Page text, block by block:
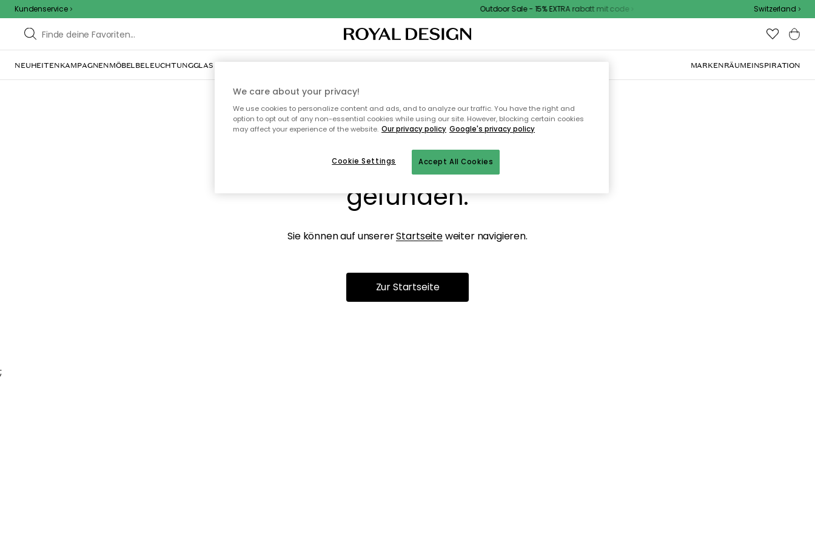
Kundenservice Outdoor Sale - 15% EXTRA rabatt mit code Switzerland
NEUHEITENKAMPAGNENMÖBELBELEUCHTUNGGLAS & GESCHIRRINNENEINRICHTUNGTEXTILIEN & TEPPICHEKÜCHEAUFBEWAHRUNGOUTDOOR-MÖBEL MARKENRÄUMEINSPIRATION
Ooops, die Seite wurde nicht
gefunden.
Sie können auf unsererStartseiteweiter navigieren.
Zur Startseite
;
We care about your privacy!
We use cookies to personalize content and ads, and to analyze our traffic. You have the right and
option to opt out of any non-essential cookies while using our site. However, blocking certain cookies
may affect your experience of the website. Our privacy policy Google's privacy policy
Accept All Cookies
Cookie Settings